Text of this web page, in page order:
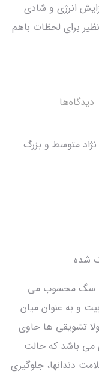
انرژی و شادی
برای لحظات باهم
دیدگاه‌ها
متوسط و بزرگ
سگ محسوب می
و به عنوان میان
تشویقی ها حاوی
می باشد که حالت
دندانها، جلوگیری